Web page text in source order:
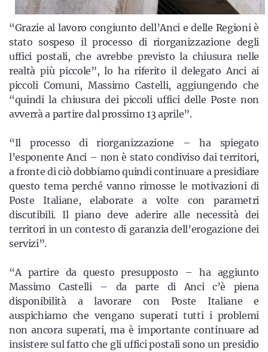
“Grazie al lavoro congiunto dell’Anci e delle Regioni è
stato sospeso il processo di riorganizzazione degli
uffici postali, che avrebbe previsto la chiusura nelle
realtà più piccole”, lo ha riferito il delegato Anci ai
piccoli Comuni, Massimo Castelli, aggiungendo che
“quindi la chiusura dei piccoli uffici delle Poste non
avverrà a partire dal prossimo 13 aprile”.
“Il processo di riorganizzazione – ha spiegato
l’esponente Anci – non è stato condiviso dai territori,
a fronte di ciò dobbiamo quindi continuare a presidiare
questo tema perché vanno rimosse le motivazioni di
Poste Italiane, elaborate a volte con parametri
discutibili. Il piano deve aderire alle necessità dei
territori in un contesto di garanzia dell’erogazione dei
servizi”.
“A partire da questo presupposto – ha aggiunto
Massimo Castelli – da parte di Anci c’è piena
disponibilità a lavorare con Poste Italiane e
auspichiamo che vengano superati tutti i problemi
non ancora superati, ma è importante continuare ad
insistere sul fatto che gli uffici postali sono un presidio